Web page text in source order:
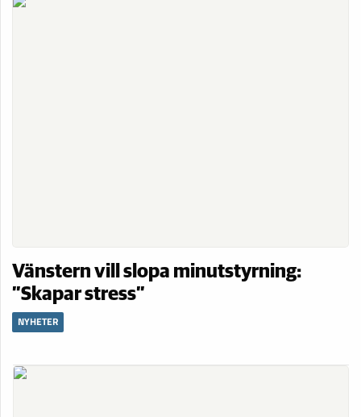
Vänstern vill slopa minutstyrning:
”Skapar stress”
NYHETER